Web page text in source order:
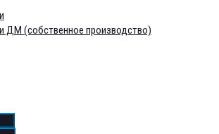
ДМ (собственное производство)